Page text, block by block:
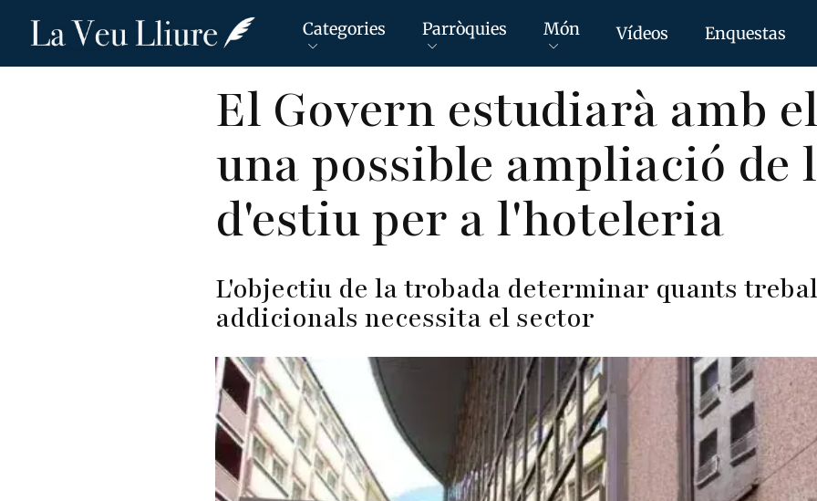
Vés
Categories Parròquies Món Vídeos Enquestas
El Govern estudiarà amb
una possible ampliació de
d'estiu per a l'hoteleria
L'objectiu de la trobada determinar quants
addicionals necessita el sector